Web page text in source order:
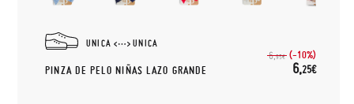
UNICA UNICA
PINZA DE PELO NIÑAS LAZO GRANDE
6,95€ (-10%)
6,25€